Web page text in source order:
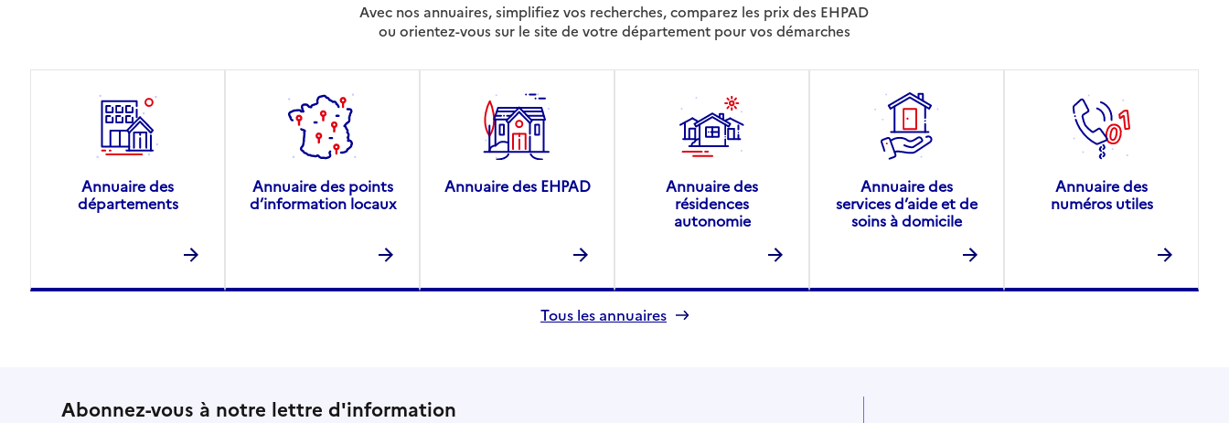
Avec nos annuaires, simplifiez vos recherches, comparez les prix des EHPAD
ou orientez-vous sur le site de votre département pour vos démarches
Annuaire des
départements
Annuaire des points
d’information locaux
Annuaire des EHPAD
Annuaire des
résidences
autonomie
Annuaire des
services d’aide et de
soins à domicile
Annuaire des
numéros utiles
Tous les annuaires
Abonnez-vous à notre lettre d'information